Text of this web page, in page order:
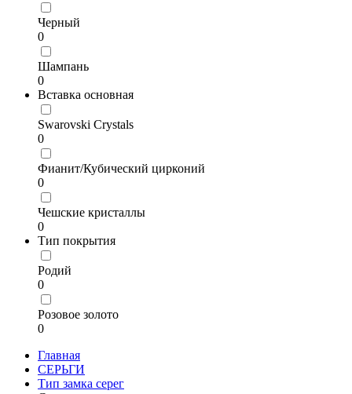
Черный
0
Шампань
0
Вставка основная
Swarovski Crystals
0
Фианит/Кубический цирконий
0
Чешские кристаллы
0
Тип покрытия
Родий
0
Розовое золото
0
Главная
СЕРЬГИ
Тип замка серег